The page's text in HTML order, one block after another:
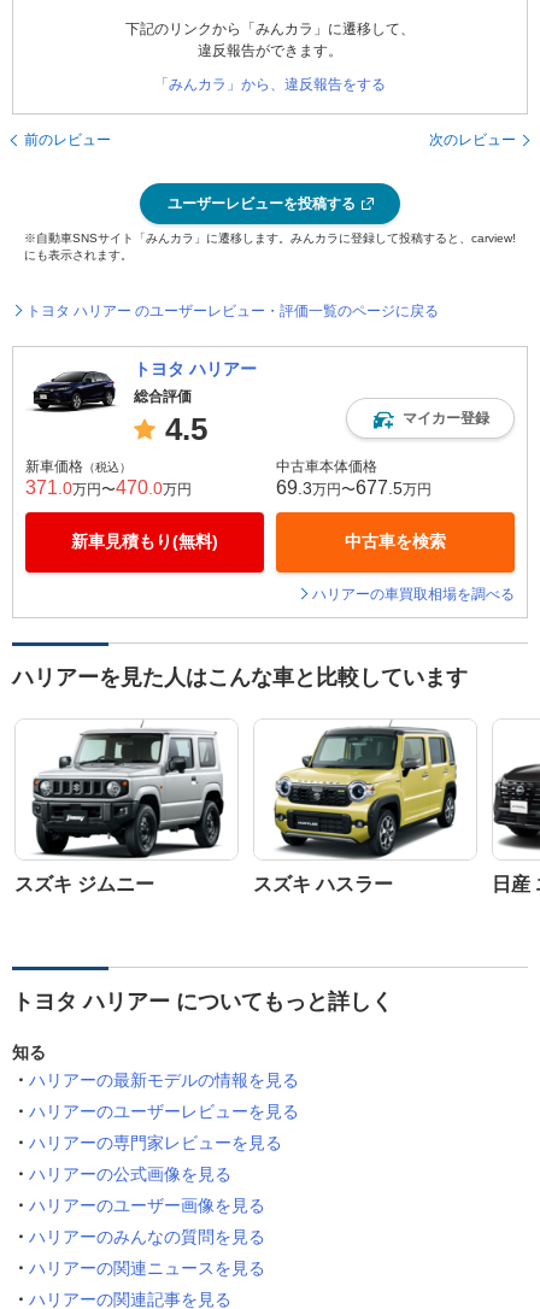
下記のリンクから「みんカラ」に遷移して、
違反報告ができます。
「みんカラ」から、違反報告をする
前のレビュー 次のレビュー
ユーザーレビューを投稿する
※自動車SNSサイト「みんカラ」に遷移します。みんカラに登録して投稿すると、carview!
にも表示されます。
トヨタ ハリアー のユーザーレビュー・評価一覧のページに戻る
トヨタ ハリアー
総合評価
4.5 マイカー登録
新車価格 （税込）
371 .0万円〜470 .0万円
新車見積もり(無料)
中古車本体価格
69 .3万円〜677 .5万円
中古車を検索
ハリアーの車買取相場を調べる
ハリアーを見た人はこんな車と比較しています
スズキ ジムニー スズキ ハスラー 日産
トヨタ ハリアー についてもっと詳しく
知る
ハリアーの最新モデルの情報を見る
ハリアーのユーザーレビューを見る
ハリアーの専門家レビューを見る
ハリアーの公式画像を見る
ハリアーのユーザー画像を見る
ハリアーのみんなの質問を見る
ハリアーの関連ニュースを見る
ハリアーの関連記事を見る